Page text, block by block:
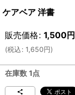
ケアベア 洋書
販売価格: 1,500円
(税込: 1,650円)
在庫数 1点